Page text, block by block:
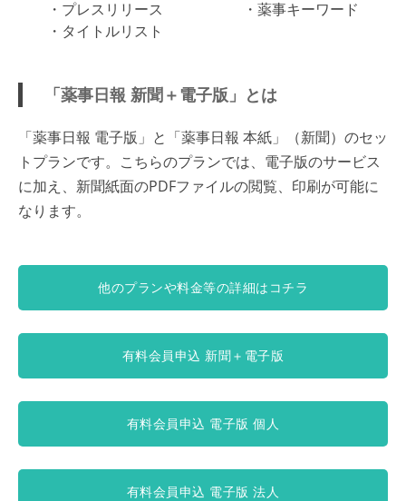
・プレスリリース
・タイトルリスト
・薬事キーワード
「薬事日報 新聞＋電子版」とは
「薬事日報 電子版」と「薬事日報 本紙」（新聞）のセッ
トプランです。こちらのプランでは、電子版のサービス
に加え、新聞紙面のPDFファイルの閲覧、印刷が可能に
なります。
他のプランや料金等の詳細はコチラ
有料会員申込 新聞＋電子版
有料会員申込 電子版 個人
有料会員申込 電子版 法人